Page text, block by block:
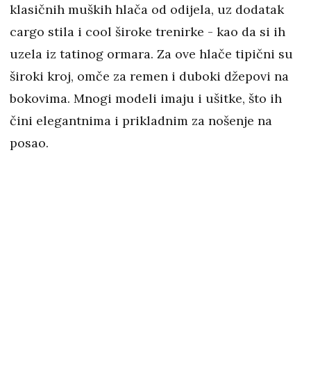
klasičnih muških hlača od odijela, uz dodatak
cargo stila i cool široke trenirke - kao da si ih
uzela iz tatinog ormara. Za ove hlače tipični su
široki kroj, omče za remen i duboki džepovi na
bokovima. Mnogi modeli imaju i ušitke, što ih
čini elegantnima i prikladnim za nošenje na
posao.